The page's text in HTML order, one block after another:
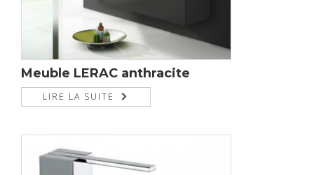
Meuble LERAC anthracite
LIRE LA SUITE